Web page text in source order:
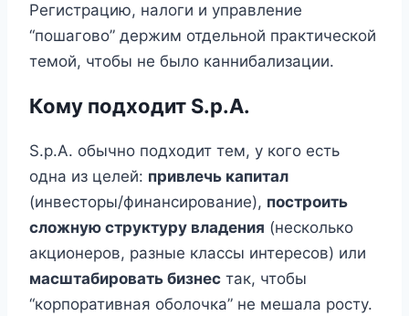
Регистрацию, налоги и управление
“пошагово” держим отдельной практической
темой, чтобы не было каннибализации.
Кому подходит S.p.A.
S.p.A. обычно подходит тем, у кого есть
одна из целей: привлечь капитал
(инвесторы/финансирование), построить
сложную структуру владения (несколько
акционеров, разные классы интересов) или
масштабировать бизнес так, чтобы
“корпоративная оболочка” не мешала росту.